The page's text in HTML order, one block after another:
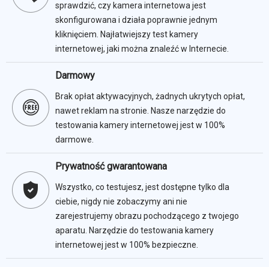
sprawdzić, czy kamera internetowa jest
skonfigurowana i działa poprawnie jednym
kliknięciem. Najłatwiejszy test kamery
internetowej, jaki można znaleźć w Internecie.
Darmowy
Brak opłat aktywacyjnych, żadnych ukrytych opłat,
nawet reklam na stronie. Nasze narzędzie do
testowania kamery internetowej jest w 100%
darmowe.
Prywatność gwarantowana
Wszystko, co testujesz, jest dostępne tylko dla
ciebie, nigdy nie zobaczymy ani nie
zarejestrujemy obrazu pochodzącego z twojego
aparatu. Narzędzie do testowania kamery
internetowej jest w 100% bezpieczne.